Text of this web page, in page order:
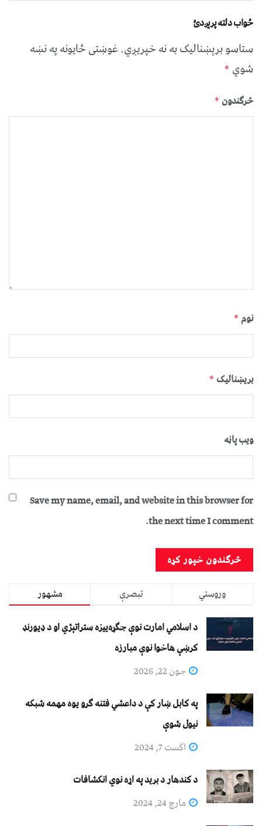
ځواب دلته پرېږدئ
ستاسو برېښناليک به نه خپريږي.غوښتى ځایونه په نښه
شوي *
څرگندون *
نوم *
بریښنالیک *
ویب پاڼه
Save my name, email, and website in this browser for
the next time I comment.
مشهور تبصرې
وروستي
د اسلامي امارت نوې جګړه‌ییزه ستراتېژي او د ډیورنډ
کرښې هاخوا نوې مبارزه
جون 22, 2026
په کابل ښار کې د داعشي فتنه ګرو يوه مهمه شبکه
نيول شوې
اگست 7, 2024
د کندهار د برید په اړه نوي انکشافات
مارچ 24, 2024